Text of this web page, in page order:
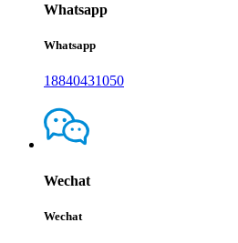
Whatsapp
Whatsapp
18840431050
Wechat
Wechat